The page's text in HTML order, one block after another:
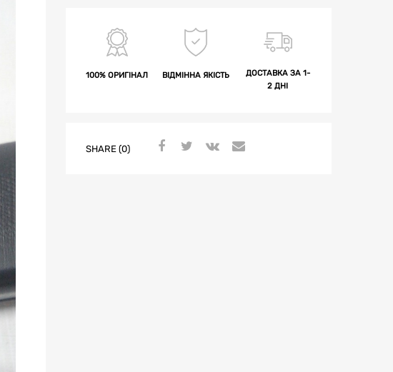
100% ОРИГІНАЛ ВІДМІННА ЯКІСТЬ
ДОСТАВКА ЗА 1-
2 ДНІ
SHARE (0)